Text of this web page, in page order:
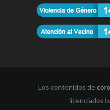
Los contenidos de
licenciados